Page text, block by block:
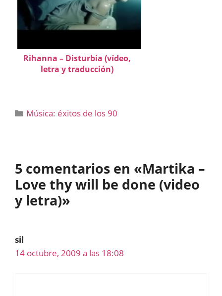
Rihanna – Disturbia (vídeo,
letra y traducción)
Categorías
Música: éxitos de los 90
5 comentarios en «Martika –
Love thy will be done (video
y letra)»
sil
14 octubre, 2009 a las 18:08